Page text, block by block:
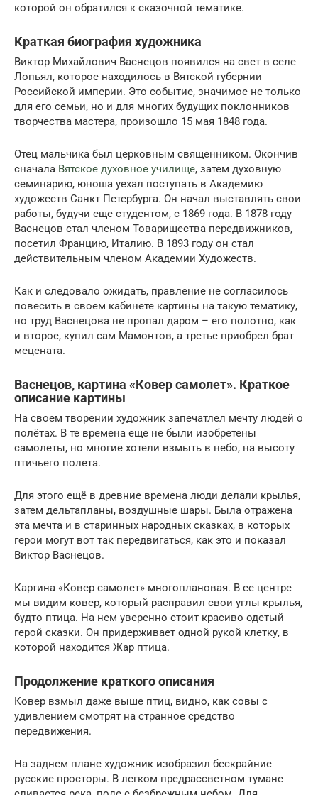
которой он обратился к сказочной тематике.
Краткая биография художника
Виктор Михайлович Васнецов появился на свет в селе
Лопьял, которое находилось в Вятской губернии
Российской империи. Это событие, значимое не только
для его семьи, но и для многих будущих поклонников
творчества мастера, произошло 15 мая 1848 года.
Отец мальчика был церковным священником. Окончив
сначала Вятское духовное училище, затем духовную
семинарию, юноша уехал поступать в Академию
художеств Санкт Петербурга. Он начал выставлять свои
работы, будучи еще студентом, с 1869 года. В 1878 году
Васнецов стал членом Товарищества передвижников,
посетил Францию, Италию. В 1893 году он стал
действительным членом Академии Художеств.
Как и следовало ожидать, правление не согласилось
повесить в своем кабинете картины на такую тематику,
но труд Васнецова не пропал даром – его полотно, как
и второе, купил сам Мамонтов, а третье приобрел брат
мецената.
Васнецов, картина «Ковер самолет». Краткое
описание картины
На своем творении художник запечатлел мечту людей о
полётах. В те времена еще не были изобретены
самолеты, но многие хотели взмыть в небо, на высоту
птичьего полета.
Для этого ещё в древние времена люди делали крылья,
затем дельтапланы, воздушные шары. Была отражена
эта мечта и в старинных народных сказках, в которых
герои могут вот так передвигаться, как это и показал
Виктор Васнецов.
Картина «Ковер самолет» многоплановая. В ее центре
мы видим ковер, который расправил свои углы крылья,
будто птица. На нем уверенно стоит красиво одетый
герой сказки. Он придерживает одной рукой клетку, в
которой находится Жар птица.
Продолжение краткого описания
Ковер взмыл даже выше птиц, видно, как совы с
удивлением смотрят на странное средство
передвижения.
На заднем плане художник изобразил бескрайние
русские просторы. В легком предрассветном тумане